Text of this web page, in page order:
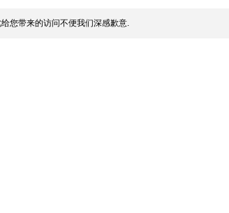
您带来的访问不便我们深感歉意.